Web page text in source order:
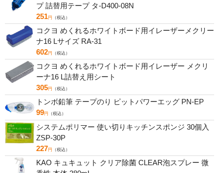
プ 詰替用テープ タ-D400-08N
251円 （税込）
コクヨ めくれるホワイトボード用イレーザーメクリー
ナ16 Lサイズ RA-31
602円 （税込）
コクヨ めくれるホワイトボード用イレーザー メクリ
ーナ16 L詰替え用シート
305円 （税込）
トンボ鉛筆 テープのり ピットパワーエッグ PN-EP
99円 （税込）
システムポリマー 使い切りキッチンスポンジ 30個入
ZSP-30P
227円 （税込）
KAO キュキュット クリア除菌 CLEAR泡スプレー 微